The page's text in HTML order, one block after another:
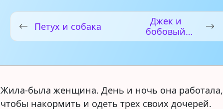
Петух и собака
Джек и
бобовый
стебель
Жила-была женщина. День и ночь она работала,
чтобы накормить и одеть трех своих дочерей.